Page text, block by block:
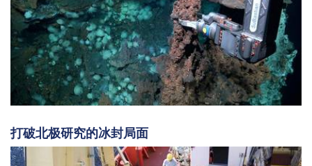
打破北极研究的冰封局面